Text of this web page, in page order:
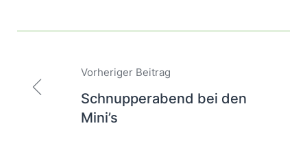
Beitragsnavigation
Vorheriger Beitrag
Schnupperabend bei den
Mini’s